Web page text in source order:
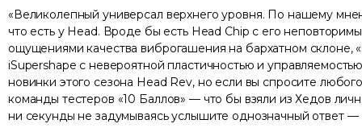
Великолепный универсал верхнего уровня. По нашему
что есть у Head. Вроде бы есть Head Chip с его
ощущениями качества виброгашения на бархатном склоне,
iSupershape c невероятной пластичностью и
новинки этого сезона Head Rev, но если вы спросите
команды тестеров «10 Баллов» — что бы взяли из Хедов
ни секунды не задумываясь услышите однозначный ответ —